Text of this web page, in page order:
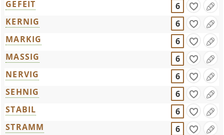
GEFEIT
6
KERNIG
6
MARKIG
6
MASSIG
6
NERVIG
6
SEHNIG
6
STABIL
6
STRAMM
6